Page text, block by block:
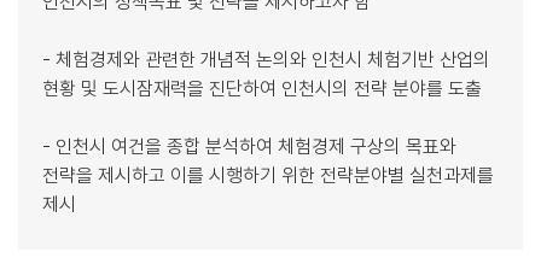
- 체험경제와 관련한 개념적 논의와 인천시 체험기반 산업의
현황 및 도시잠재력을 진단하여 인천시의 전략 분야를 도출
- 인천시 여건을 종합 분석하여 체험경제 구상의 목표와
전략을 제시하고 이를 시행하기 위한 전략분야별 실천과제를
제시